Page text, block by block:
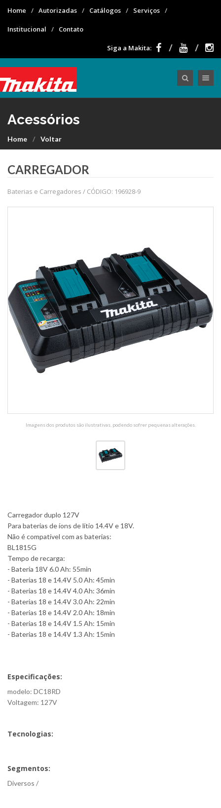
Home Autorizadas Catálogos Serviços
Institucional Contato
Siga a Makita:
Acessórios
Home Voltar
CARREGADOR
Baterias e Carregadores / CÓDIGO: 196928-9
Imagens dos produtos são ilustrativas, podendo sofrer pequenas alterações.
Carregador duplo 127V
Para baterias de íons de lítio 14.4V e 18V.
Não é compatível com as baterias:
BL1815G
Tempo de recarga:
- Bateria 18V 6.0 Ah: 55min
- Baterias 18 e 14.4V 5.0 Ah: 45min
- Baterias 18 e 14.4V 4.0 Ah: 36min
- Baterias 18 e 14.4V 3.0 Ah: 22min
- Baterias 18 e 14.4V 2.0 Ah: 18min
- Baterias 18 e 14.4V 1.5 Ah: 15min
- Baterias 18 e 14.4V 1.3 Ah: 15min
Especificações:
modelo: DC18RD
Voltagem: 127V
Tecnologias:
Segmentos:
Diversos /